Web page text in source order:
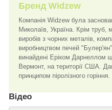
Бренд Widzew
Компанія Widzew була
Миколаїв, Україна. Крім труб,
виробів з чорних металів,
виробництвом печей
винайдені Еріком Дарнеллом
Вермонт, на території США.
принципом піролізного горіння.
Відео